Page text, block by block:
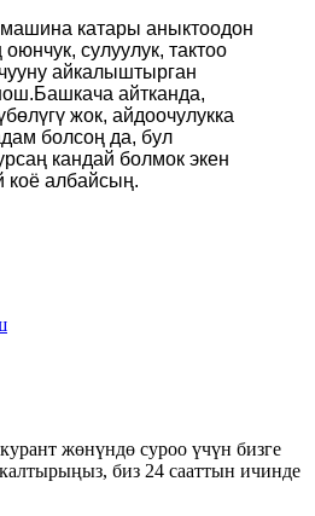
катары аныктоодон
сулуулук, тактоо
айкалыштырган
айтканда,
жок, айдоочулукка
болсоң да, бул
кандай болмок экен
коё албайсың.
жөнүндө суроо үчүн бизге
биз 24 сааттын ичинде